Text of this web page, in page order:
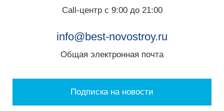
Call-центр с 9:00 до 21:00
info@best-novostroy.ru
Общая электронная почта
Подписка на новости